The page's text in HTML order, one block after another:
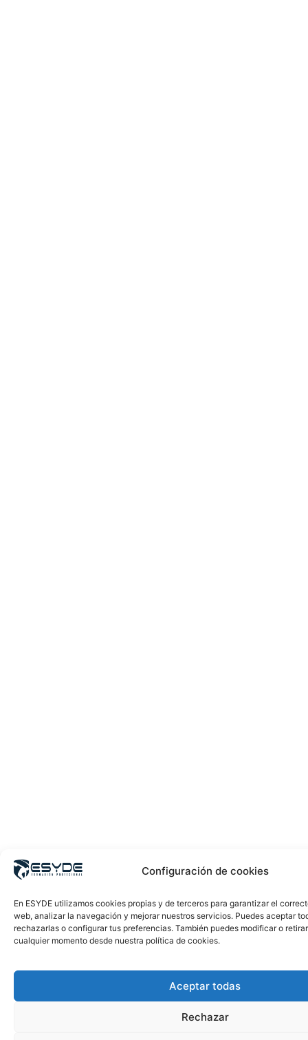
Configuración de cookies
En ESYDE utilizamos cookies propias y de terceros para garantizar el
web, analizar la navegación y mejorar nuestros servicios. Puedes aceptar
rechazarlas o configurar tus preferencias. También puedes modificar o
cualquier momento desde nuestra política de cookies.
Aceptar todas
Rechazar